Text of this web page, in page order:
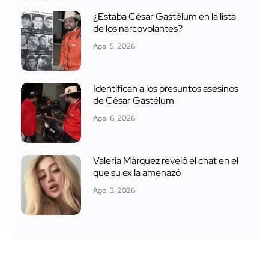
¿Estaba César Gastélum en la lista
de los narcovolantes?
Ago. 5, 2026
Identifican a los presuntos asesinos
de César Gastélum
Ago. 6, 2026
Valeria Márquez reveló el chat en el
que su ex la amenazó
Ago. 3, 2026